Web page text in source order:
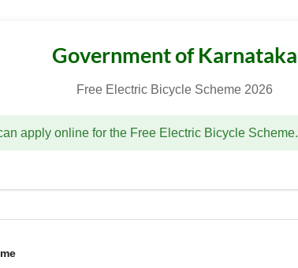
Government of Karnataka
Free Electric Bicycle Scheme 2026
apply online for the Free Electric Bicycle Scheme.